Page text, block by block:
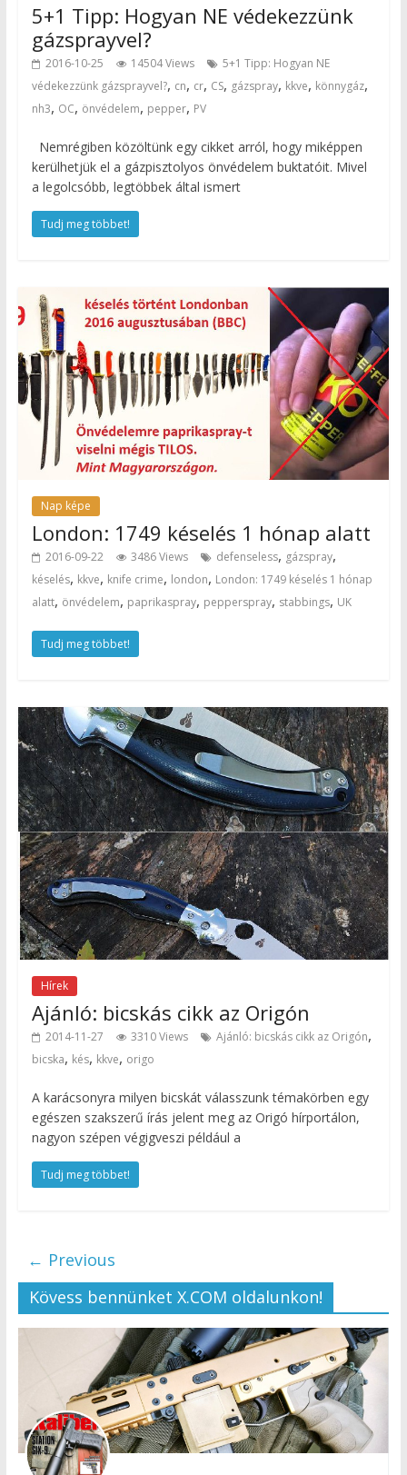
5+1 Tipp: Hogyan NE védekezzünk
gázsprayvel?
2016-10-25 14504 Views
5+1 Tipp: Hogyan NE
védekezzünk gázsprayvel?, cn, cr, CS, gázspray, kkve, könnygáz,
nh3, OC, önvédelem, pepper, PV
Nemrégiben közöltünk egy cikket arról, hogy miképpen
kerülhetjük el a gázpisztolyos önvédelem buktatóit. Mivel
a legolcsóbb, legtöbbek által ismert
Tudj meg többet!
Nap képe
London: 1749 késelés 1 hónap alatt
2016-09-22 3486 Views defenseless, gázspray,
késelés, kkve, knife crime, london, London: 1749 késelés 1 hónap
alatt, önvédelem, paprikaspray, pepperspray, stabbings, UK
Tudj meg többet!
Hírek
Ajánló: bicskás cikk az Origón
2014-11-27 3310 Views Ajánló: bicskás cikk az Origón,
bicska, kés, kkve, origo
A karácsonyra milyen bicskát válasszunk témakörben egy
egészen szakszerű írás jelent meg az Origó hírportálon,
nagyon szépen végigveszi például a
Tudj meg többet!
← Previous
Kövess bennünket X.COM oldalunkon!